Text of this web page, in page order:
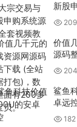
新股
频教程
209
价值
源码
打包)
个宝
204
鲨鱼
卓远
182